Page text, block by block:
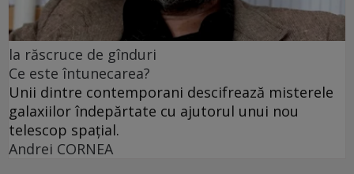
la răscruce de gînduri
Ce este întunecarea?
Unii dintre contemporani descifrează misterele
galaxiilor îndepărtate cu ajutorul unui nou
telescop spațial.
Andrei CORNEA